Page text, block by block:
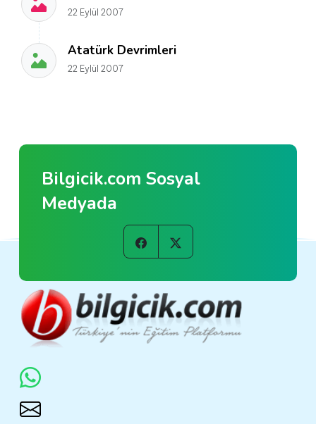
22 Eylül 2007
Atatürk Devrimleri
22 Eylül 2007
Bilgicik.com Sosyal
Medyada